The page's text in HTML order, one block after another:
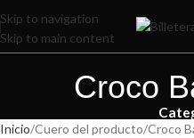
Skip to navigation
Skip to main content
Croco
Inicio Cuero del producto Croco